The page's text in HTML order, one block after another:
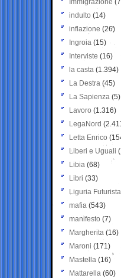
Immigrazione
indulto (14)
inflazione (26)
Ingroia (15)
Interviste (16)
la casta (1.394)
La Destra (45)
La Sapienza (5)
Lavoro (1.316)
LegaNord
Letta Enrico
Liberi e Uguali
Libia (68)
Libri (33)
Liguria Futurista
mafia (543)
manifesto (7)
Margherita (16)
Maroni (171)
Mastella (16)
Mattarella (60)